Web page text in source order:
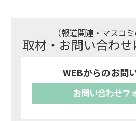
（報道関連・マスコミ
取材・お問い合わ
WEBからのお問
お問い合わせフ